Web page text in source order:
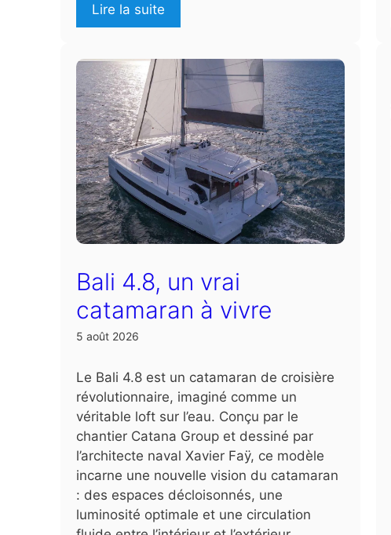
Lire la suite
Bali 4.8, un vrai
catamaran à vivre
5 août 2026
Le Bali 4.8 est un catamaran de croisière
révolutionnaire, imaginé comme un
véritable loft sur l’eau. Conçu par le
chantier Catana Group et dessiné par
l’architecte naval Xavier Faÿ, ce modèle
incarne une nouvelle vision du catamaran
: des espaces décloisonnés, une
luminosité optimale et une circulation